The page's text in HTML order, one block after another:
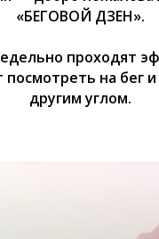
«БЕГОВОЙ ДЗЕН».
проходят
посмотреть на бег
другим углом.